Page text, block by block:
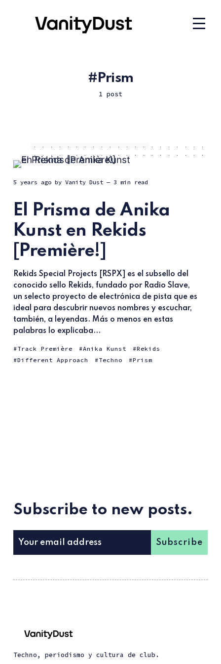
Prism
1 post
5 years agoby Vanity Dust — 3 min read
El Prisma de Anika
Kunst en Rekids
[Première!]
Rekids Special Projects [RSPX] es el subsello del
conocido sello Rekids, fundado por Radio Slave,
un selecto proyecto de electrónica de pista que es
ideal para descubrir nuevos nombres y escuchar,
también, a leyendas. Más o menos en estas
palabras lo explicaba...
Track Première Anika Kunst
Rekids
Different Approach
Techno Prism
Subscribe to new posts.
Subscribe
Techno, periodismo y cultura de club.